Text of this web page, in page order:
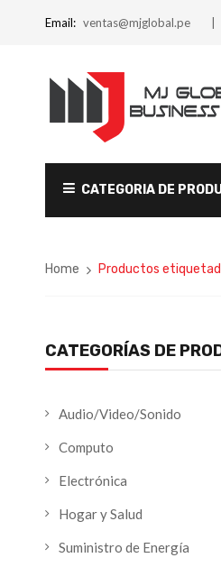
Email: ventas@mjglobal.pe
CATEGORIA DE
Home Productos
CATEGORÍAS DE
Audio/Video/Sonido
Computo
Electrónica
Hogar y Salud
Suministro de Energía